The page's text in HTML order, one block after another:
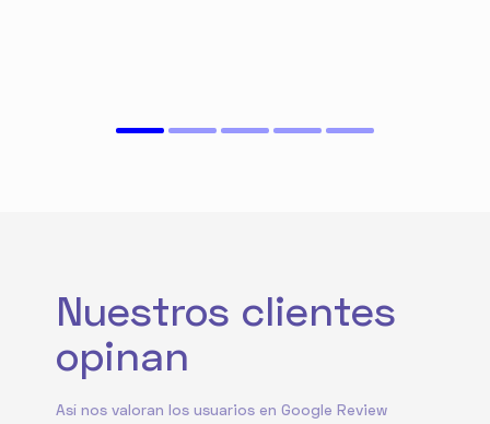
Nuestros clientes
opinan
Así nos valoran los usuarios en Google Review